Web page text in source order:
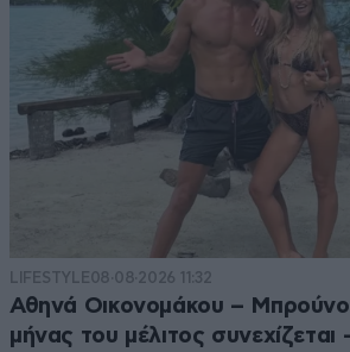
LIFESTYLE08·08·2026 11:32
Αθηνά Οικονομάκου –
μήνας του μέλιτος